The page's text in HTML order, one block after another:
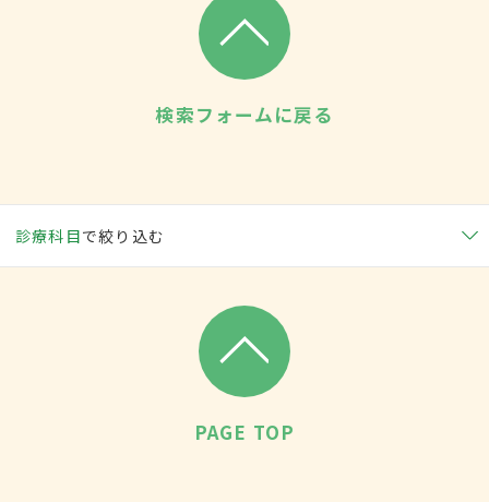
検索フォームに戻る
診療科目で絞り込む
PAGE TOP